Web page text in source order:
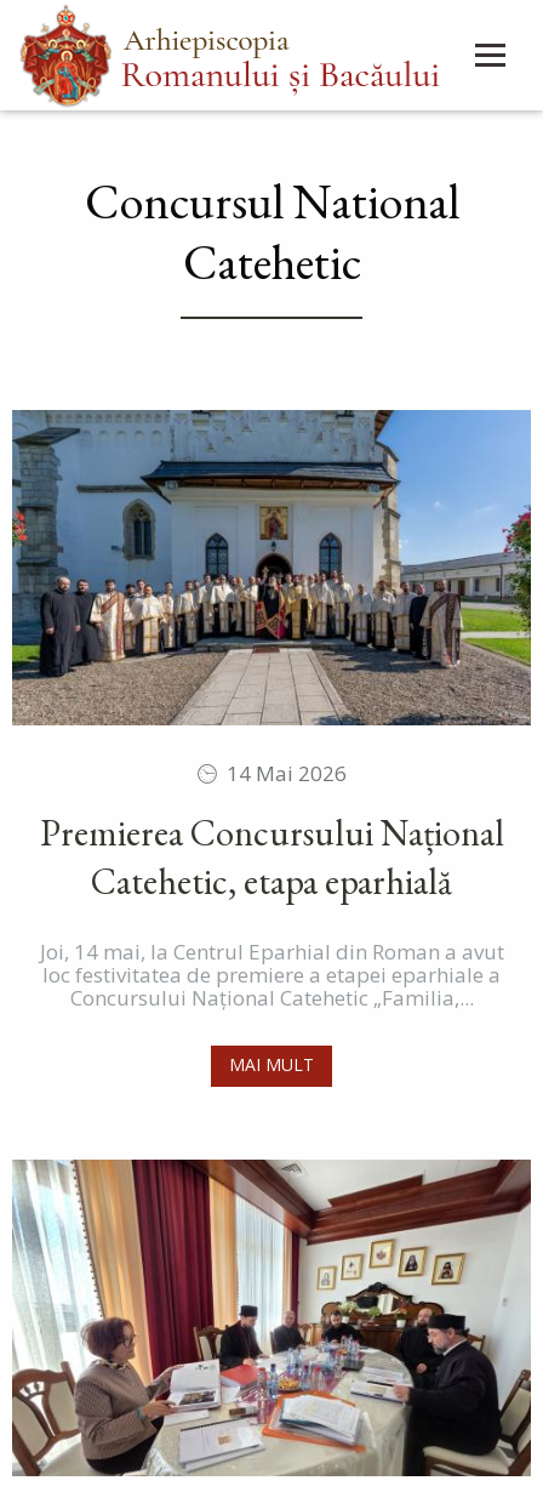
Mergi
la
conţinutul
Main
menu
Concursul National
Catehetic
14 Mai 2026
Premierea Concursului Național
Catehetic, etapa eparhială
Joi, 14 mai, la Centrul Eparhial din Roman a avut
loc festivitatea de premiere a etapei eparhiale a
Concursului Național Catehetic „Familia,...
MAI MULT